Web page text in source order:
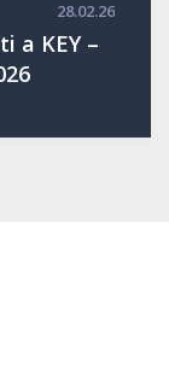
28.02.26
a KEY –